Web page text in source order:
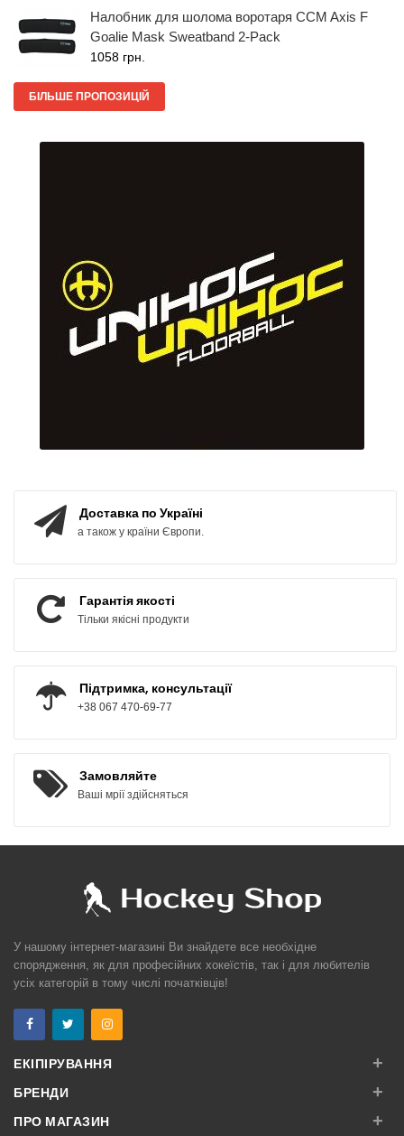
Налобник для шолома воротаря CCM Axis F
Goalie Mask Sweatband 2-Pack
1058 грн.
БІЛЬШЕ ПРОПОЗИЦІЙ
Доставка по Україні
а також у країни Європи.
Гарантія якості
Тільки якісні продукти
Підтримка, консультації
+38 067 470-69-77
Замовляйте
Ваші мрії здійсняться
У нашому інтернет-магазині Ви знайдете все необхідне
спорядження, як для професійних хокеїстів, так і для любителів
усіх категорій в тому числі початківців!
ЕКІПІРУВАННЯ +
БРЕНДИ +
ПРО МАГАЗИН +